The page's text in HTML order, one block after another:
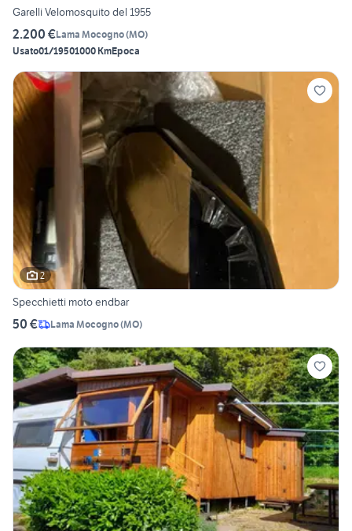
Garelli Velomosquito del 1955
2.200 €Lama Mocogno(MO)
Usato01/19501000 KmEpoca
2
Specchietti moto endbar
50 € Lama Mocogno(MO)